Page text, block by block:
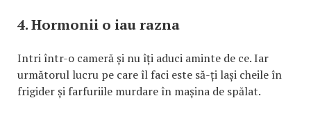
4. Hormonii o iau razna
Intri într-o cameră și nu îți aduci aminte de ce. Iar
următorul lucru pe care îl faci este să-ți lași cheile în
frigider și farfuriile murdare în mașina de spălat.